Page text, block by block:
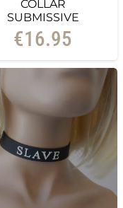
COLLAR
SUBMISSIVE
€16.95